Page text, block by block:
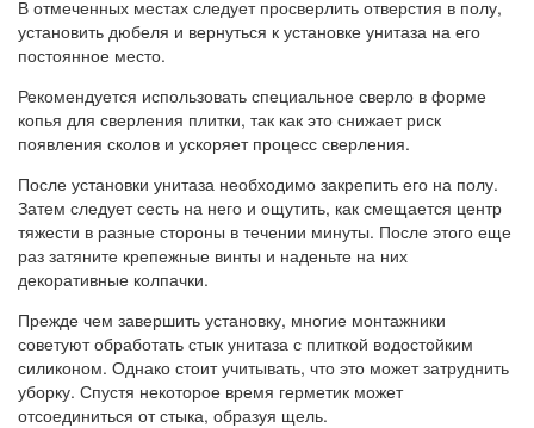
В отмеченных местах следует просверлить отверстия в полу,
установить дюбеля и вернуться к установке унитаза на его
постоянное место.
Рекомендуется использовать специальное сверло в форме
копья для сверления плитки, так как это снижает риск
появления сколов и ускоряет процесс сверления.
После установки унитаза необходимо закрепить его на полу.
Затем следует сесть на него и ощутить, как смещается центр
тяжести в разные стороны в течении минуты. После этого еще
раз затяните крепежные винты и наденьте на них
декоративные колпачки.
Прежде чем завершить установку, многие монтажники
советуют обработать стык унитаза с плиткой водостойким
силиконом. Однако стоит учитывать, что это может затруднить
уборку. Спустя некоторое время герметик может
отсоединиться от стыка, образуя щель.